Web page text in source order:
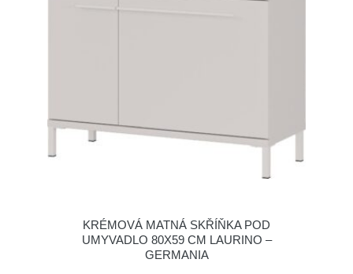
KRÉMOVÁ MATNÁ SKŘÍŇKA POD
UMYVADLO 80X59 CM LAURINO –
GERMANIA